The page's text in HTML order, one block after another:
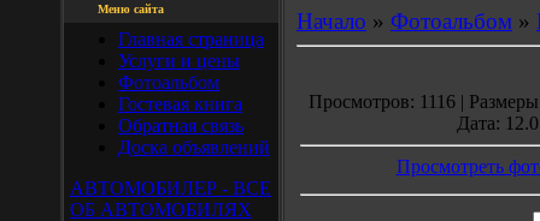
Меню сайта
Главная страница
Услуги и цены
Фотоальбом
Гостевая книга
Обратная связь
Доска объявлений
АВТОМОБИЛЕР - ВСЕ
ОБ АВТОМОБИЛЯХ
Начало » Фотоальбом »
Просмотров: 1116 |
Дата:
Просмотреть